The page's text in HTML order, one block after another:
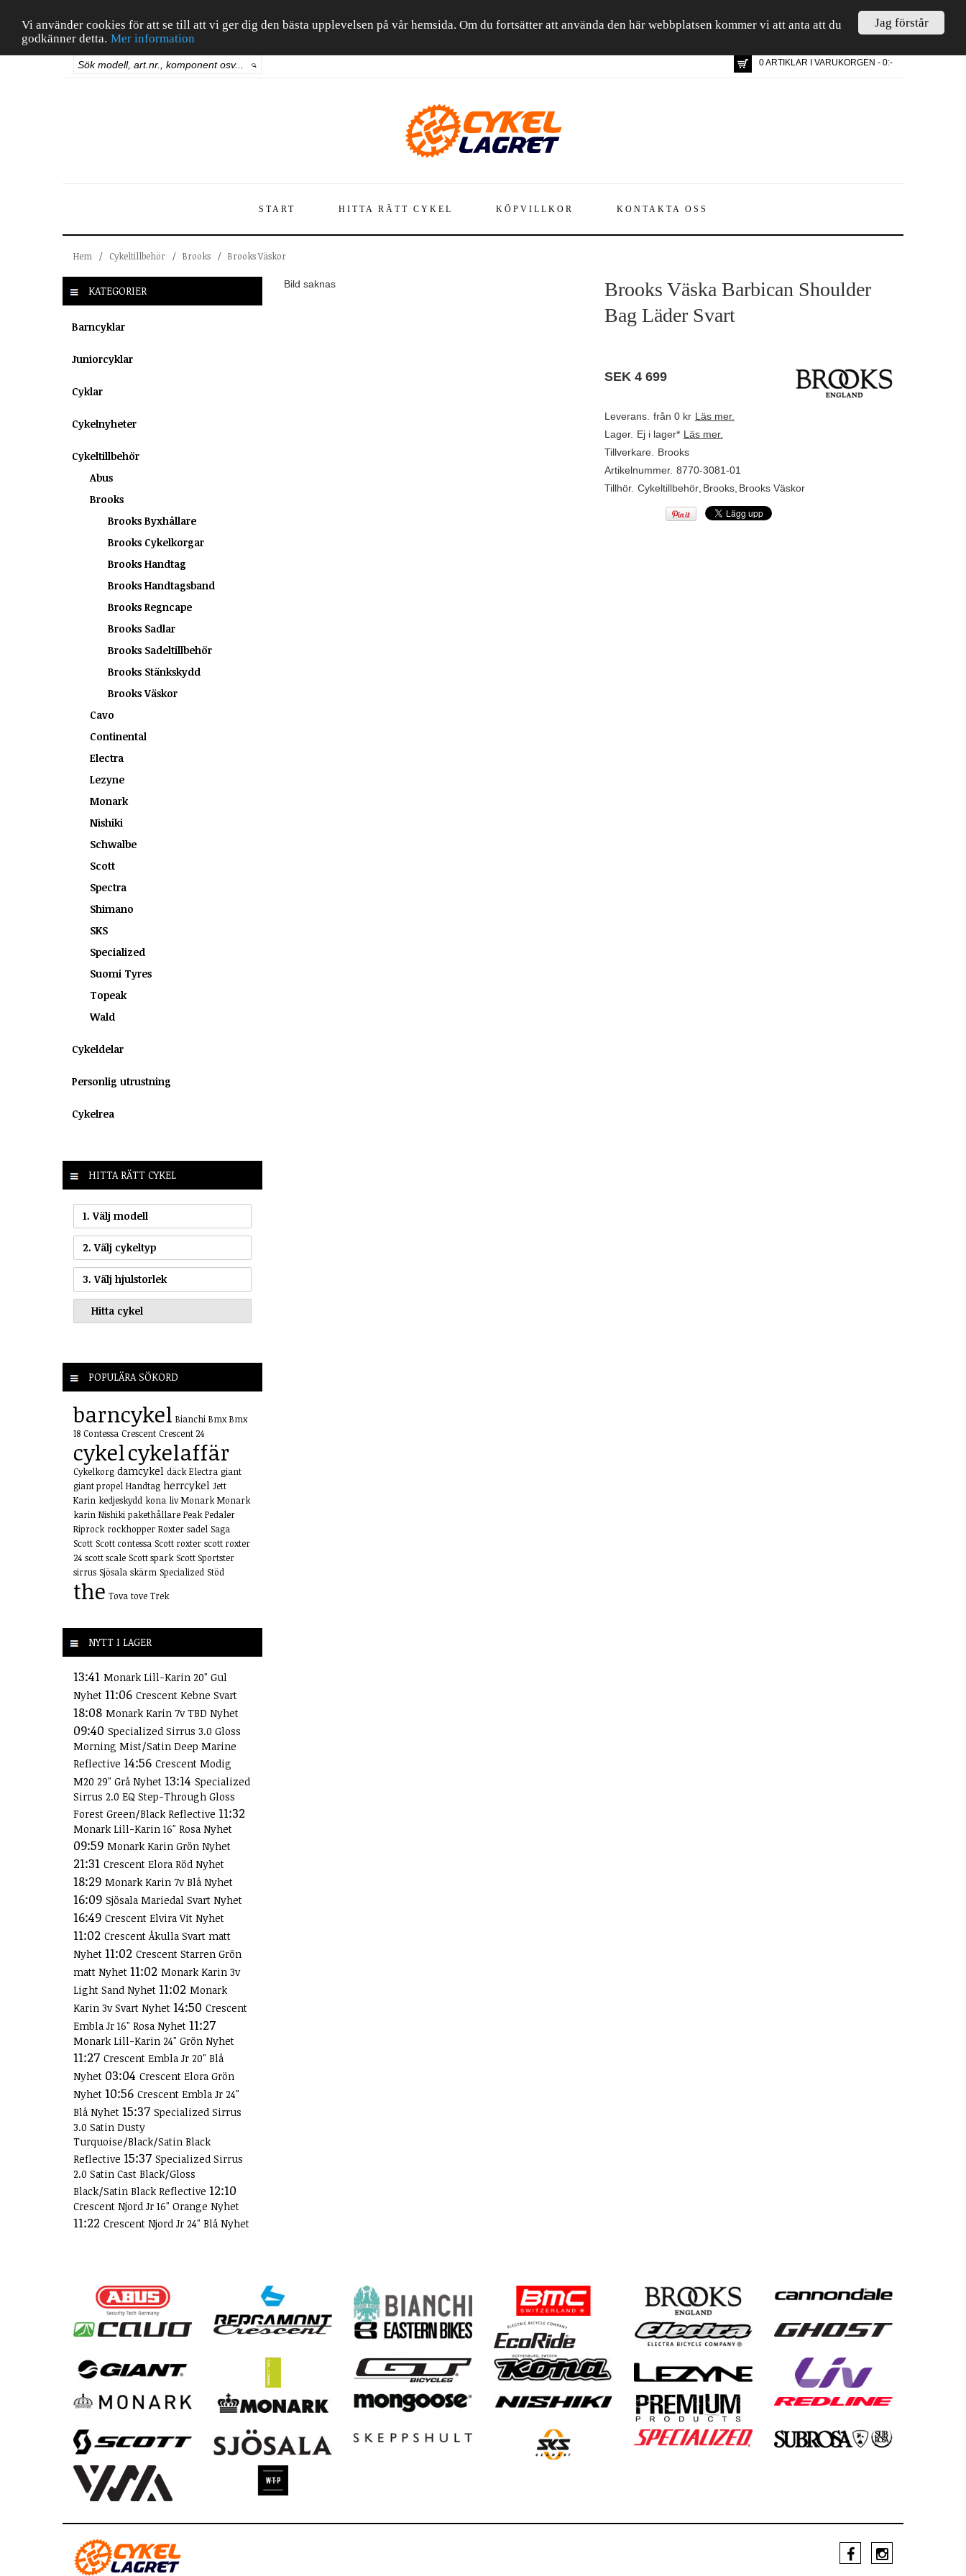
Jag förstår
Vi använder cookies för att se till att vi ger dig den bästa upplevelsen på vår hemsida. Om du fortsätter att använda den här webbplatsen kommer vi att anta att du
godkänner detta. Mer information
0 ARTIKLAR I VARUKORGEN - 0:-
START HITTA RÄTT CYKEL KÖPVILLKOR KONTAKTA OSS
Hem / Cykeltillbehör / Brooks / Brooks Väskor
KATEGORIER
Barncyklar
Juniorcyklar
Cyklar
Cykelnyheter
Cykeltillbehör
Abus
Brooks
Brooks Byxhållare
Brooks Cykelkorgar
Brooks Handtag
Brooks Handtagsband
Brooks Regncape
Brooks Sadlar
Brooks Sadeltillbehör
Brooks Stänkskydd
Brooks Väskor
Cavo
Continental
Electra
Lezyne
Monark
Nishiki
Schwalbe
Scott
Spectra
Shimano
SKS
Specialized
Suomi Tyres
Topeak
Wald
Cykeldelar
Personlig utrustning
Cykelrea
HITTA RÄTT CYKEL
1. Välj modell
2. Välj cykeltyp
3. Välj hjulstorlek
POPULÄRA SÖKORD
barncykel Bianchi Bmx Bmx
18 Contessa Crescent Crescent 24
cykelcykelaffär
Cykelkorg damcykel däck Electra giant
giant propel Handtag herrcykel Jett
Karin kedjeskydd kona liv Monark Monark
karin Nishiki pakethållare Peak Pedaler
Riprock rockhopper Roxter sadel Saga
Scott Scott contessa Scott roxter scott roxter
24 scott scale Scott spark Scott Sportster
sirrus Sjösala skärm Specialized Stöd
the Tova tove Trek
NYTT I LAGER
13:41 Monark Lill-Karin 20" Gul
Nyhet 11:06 Crescent Kebne Svart
18:08 Monark Karin 7v TBD Nyhet
09:40 Specialized Sirrus 3.0 Gloss
Morning Mist/Satin Deep Marine
Reflective 14:56 Crescent Modig
M20 29" Grå Nyhet 13:14 Specialized
Sirrus 2.0 EQ Step-Through Gloss
Forest Green/Black Reflective 11:32
Monark Lill-Karin 16" Rosa Nyhet
09:59 Monark Karin Grön Nyhet
21:31 Crescent Elora Röd Nyhet
18:29 Monark Karin 7v Blå Nyhet
16:09 Sjösala Mariedal Svart Nyhet
16:49 Crescent Elvira Vit Nyhet
11:02 Crescent Åkulla Svart matt
Nyhet 11:02 Crescent Starren Grön
matt Nyhet 11:02 Monark Karin 3v
Light Sand Nyhet 11:02 Monark
Karin 3v Svart Nyhet 14:50 Crescent
Embla Jr 16" Rosa Nyhet 11:27
Monark Lill-Karin 24" Grön Nyhet
11:27 Crescent Embla Jr 20" Blå
Nyhet 03:04 Crescent Elora Grön
Nyhet 10:56 Crescent Embla Jr 24"
Blå Nyhet 15:37 Specialized Sirrus
3.0 Satin Dusty
Turquoise/Black/Satin Black
Reflective 15:37 Specialized Sirrus
2.0 Satin Cast Black/Gloss
Black/Satin Black Reflective 12:10
Crescent Njord Jr 16" Orange Nyhet
11:22 Crescent Njord Jr 24" Blå Nyhet
Bild saknas
Brooks Väska Barbican Shoulder
Bag Läder Svart
SEK 4 699
Leverans. från 0 kr Läs mer.
Lager. Ej i lager* Läs mer.
Tillverkare.
Brooks
Artikelnummer. 8770-3081-01
Tillhör. Cykeltillbehör, Brooks, Brooks Väskor